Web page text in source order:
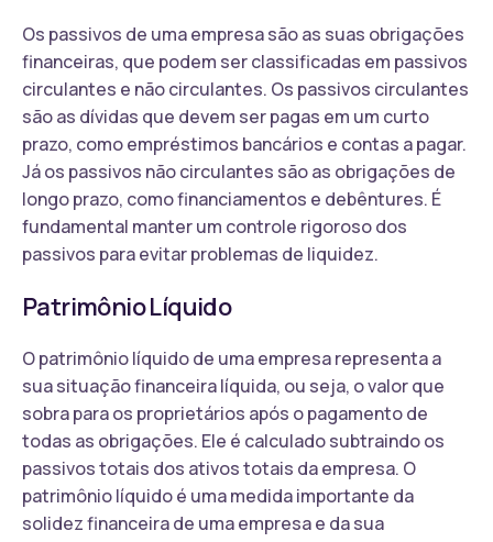
Os passivos de uma empresa são as suas obrigações
financeiras, que podem ser classificadas em passivos
circulantes e não circulantes. Os passivos circulantes
são as dívidas que devem ser pagas em um curto
prazo, como empréstimos bancários e contas a pagar.
Já os passivos não circulantes são as obrigações de
longo prazo, como financiamentos e debêntures. É
fundamental manter um controle rigoroso dos
passivos para evitar problemas de liquidez.
Patrimônio Líquido
O patrimônio líquido de uma empresa representa a
sua situação financeira líquida, ou seja, o valor que
sobra para os proprietários após o pagamento de
todas as obrigações. Ele é calculado subtraindo os
passivos totais dos ativos totais da empresa. O
patrimônio líquido é uma medida importante da
solidez financeira de uma empresa e da sua